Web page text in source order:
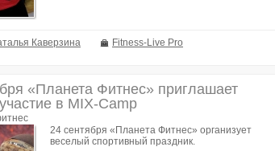
Каверзина Fitness-Live Pro
«Планета Фитнес» приглашает
в MIX-Camp
24 сентября «Планета Фитнес» организует
веселый спортивный праздник.